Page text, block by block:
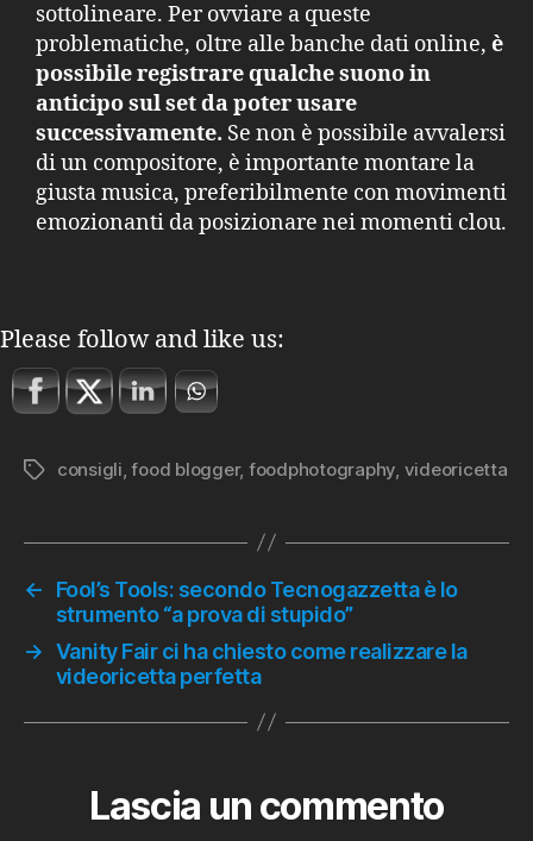
sottolineare. Per ovviare a queste
problematiche, oltre alle banche dati online, è
possibile registrare qualche suono in
anticipo sul set da poter usare
successivamente. Se non è possibile avvalersi
di un compositore, è importante montare la
giusta musica, preferibilmente con movimenti
emozionanti da posizionare nei momenti clou.
Please follow and like us:
Tag consigli ,food blogger, foodphotography videoricetta
←
Fool’s Tools: secondo Tecnogazzetta è lo
strumento “a prova di stupido”
→ Vanity Fair ci ha chiesto come realizzare la
videoricetta perfetta
Lascia un commento